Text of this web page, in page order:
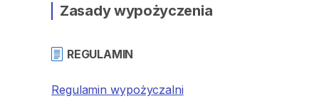
Zasady wypożyczenia
REGULAMIN
Regulamin wypożyczalni